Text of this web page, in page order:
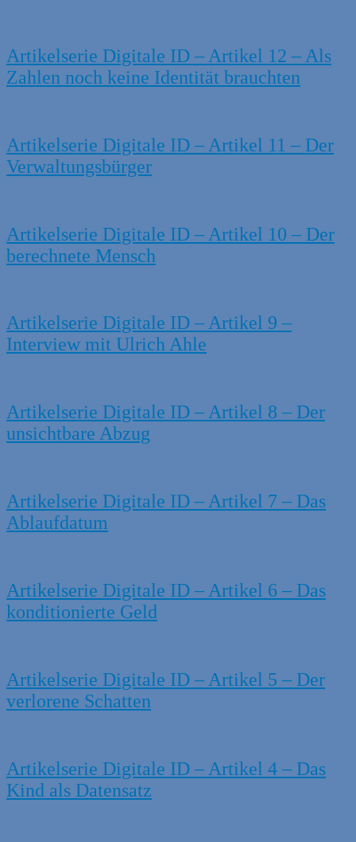
Artikelserie Digitale ID – Artikel 12 – Als
Zahlen noch keine Identität brauchten
Artikelserie Digitale ID – Artikel 11 – Der
Verwaltungsbürger
Artikelserie Digitale ID – Artikel 10 – Der
berechnete Mensch
Artikelserie Digitale ID – Artikel 9 –
Interview mit Ulrich Ahle
Artikelserie Digitale ID – Artikel 8 – Der
unsichtbare Abzug
Artikelserie Digitale ID – Artikel 7 – Das
Ablaufdatum
Artikelserie Digitale ID – Artikel 6 – Das
konditionierte Geld
Artikelserie Digitale ID – Artikel 5 – Der
verlorene Schatten
Artikelserie Digitale ID – Artikel 4 – Das
Kind als Datensatz